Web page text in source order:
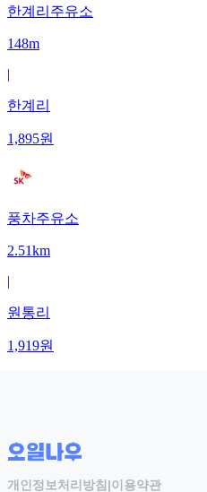
한계리주유소
148m
|
한계리
1,895원
풍차주유소
2.51km
|
원통리
1,919원
개인정보처리방침 |이용약관